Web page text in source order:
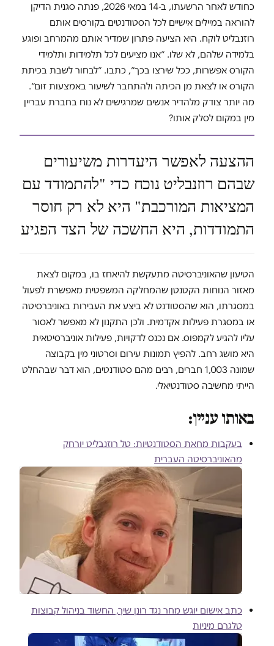
כחודש לאחר הרשעתו, ב-14 במאי 2026, פנתה סגנית הדיקן
להוראה במיילים אישיים לכל הסטודנטים בקורסים אותם
רוזנבליט לוקח. היא הציעה פתרון שמדיר אותם מהמרחב ופוגע
בלמידה שלהם, לא שלו. ״אנו מציעים לכל תלמידות ותלמידי
הקורס אפשרות, ככל שירצו בכך״, כתבו. ״לבחור לשבת בכיתת
הקורס או לצאת מן הכיתה ולהתחבר לשיעור באמצעות זום״.
מה יותר צודק מלהדיר אנשים שמרגישים לא נוח בחברת עבריין
מין במקום לסלק אותו?
ההצעה לאפשר היעדרות משיעורים
שבהם רוזנבליט נוכח כדי "להתמודד עם
המציאות המורכבת" היא לא רק חוסר
התמודדות, היא החשכה של הצד הפגיע
הטיעון שהאוניברסיטה מתעקשת להיאחז בו, במקום לצאת
מאזור הנוחות הקטנטן שהמחלקה המשפטית מאפשרת לפעול
במסגרתו, הוא שהסטודנט לא ביצע את העבירות באוניברסיטה
או במסגרת פעילות אקדמית. ולכן התקנון לא מאפשר לאסור
עליו להגיע לקמפוס. אם נכנס לדקויות, פעילות אוניברסיטאית
היא מושג רחב. להפיץ תמונות עירום וסרטוני מין בקבוצה
שמונה 1,003 חברים, רבים מהם סטודנטים, הוא דבר שבהחלט
הייתי מחשיבה סטודנטיאלי.
באותו עניין:
בעקבות מחאת הסטודנטיות: טל רוזנבליט יורחק
מהאוניברסיטה העברית
כתב אישום יוגש מחר נגד רונן שיך, החשוד בניהול קבוצות
טלגרם מיניות